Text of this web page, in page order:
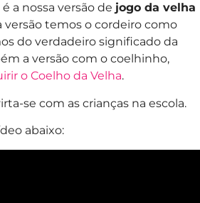
é a nossa versão de jogo da velha
versão temos o cordeiro como
do verdadeiro significado da
a versão com o coelhinho,
o Coelho da Velha.
se com as crianças na escola.
abaixo: